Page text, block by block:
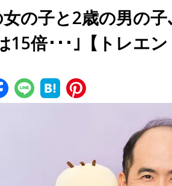
の子と2歳の男の
15倍･･･｣【トレエン